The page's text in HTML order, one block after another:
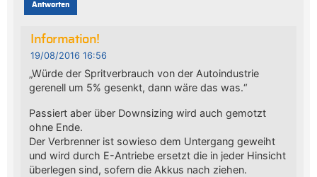
Antworten
Information!
19/08/2016 16:56
„Würde der Spritverbrauch von der Autoindustrie
gerenell um 5% gesenkt, dann wäre das was.“
Passiert aber über Downsizing wird auch gemotzt
ohne Ende.
Der Verbrenner ist sowieso dem Untergang geweiht
und wird durch E-Antriebe ersetzt die in jeder Hinsicht
überlegen sind, sofern die Akkus nach ziehen.